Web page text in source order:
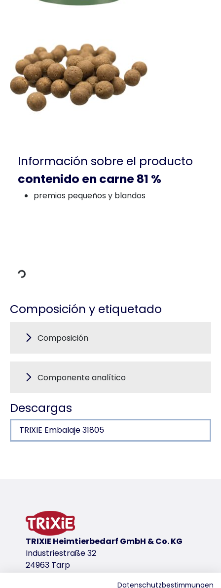
Información sobre el producto
contenido en carne 81 %
premios pequeños y blandos
Composición y etiquetado
Composición
Componente analítico
Descargas
TRIXIE Embalaje 31805
premios pequeños y blandos
variante de producto
variante de producto: número único de
Cont./Peso
500 g
TRIXIE Heimtierbedarf GmbH & Co. KG
Industriestraße 32
24963 Tarp
Datenschutzbestimmungen